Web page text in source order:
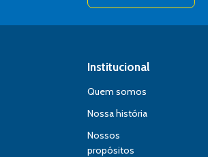
Institucional
Quem somos
Nossa história
Nossos
propósitos